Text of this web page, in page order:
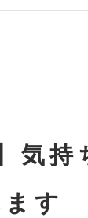
気
す